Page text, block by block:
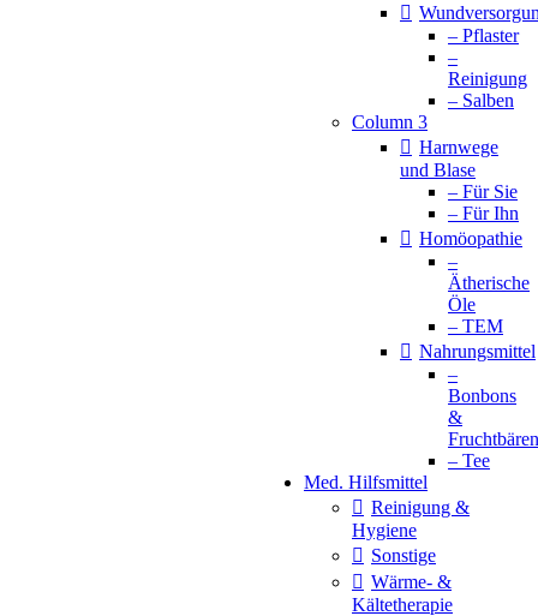
– Pflaster
–
Reinigung
– Salben
Column 3
Harnwege
und Blase
– Für Sie
– Für Ihn
Homöopathie
–
Ätherische
Öle
– TEM
Nahrungsmittel
–
Bonbons
&
Fruchtbären
– Tee
Med. Hilfsmittel
Reinigung &
Hygiene
Sonstige
Wärme- &
Kältetherapie